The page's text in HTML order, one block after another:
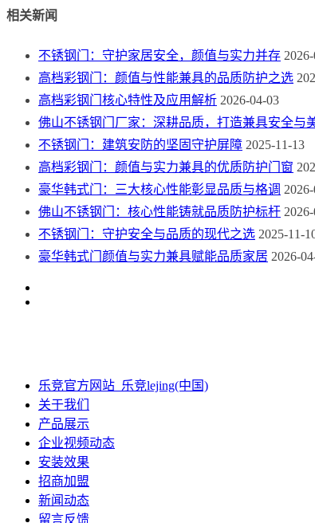
相关新闻
不锈钢门：守护家居安全，颜值与实力并存
高档彩钢门：颜值与性能兼具的品质防护之选
高档彩钢门核心特性及应用解析 2026-04-03
佛山不锈钢门厂家：深耕品质，打造兼具安全与
不锈钢门：建筑安防的坚固守护屏障 2025-11-13
高档彩钢门：颜值与实力兼具的优质防护门窗
豪华韩式门：三大核心性能彰显品质与格调
佛山不锈钢门：核心性能铸就品质防护标杆
不锈钢门：守护安全与品质的现代之选 2025-11-
豪华韩式门颜值与实力兼具赋能品质家居 2026-
乐竞官方网站_乐竞lejing(中国)
关于我们
产品展示
企业视频动态
安装效果
招商加盟
新闻动态
留言反馈